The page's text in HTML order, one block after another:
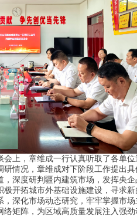
上，章维成一行认真听取了各单位
情况，章维成对下阶段工作提出具
，深度研判疆内建筑市场，发挥央
开拓城市外基础设施建设，寻求新
，深化市场动态研究，牢牢掌握市
矩阵，为区域高质量发展注入强劲